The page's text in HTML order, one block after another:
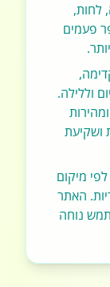
לחות,
פעמים
לעד 14 ימים קדימה,
וללילה.
ושקיעת
מיקום
האתר
נוחה